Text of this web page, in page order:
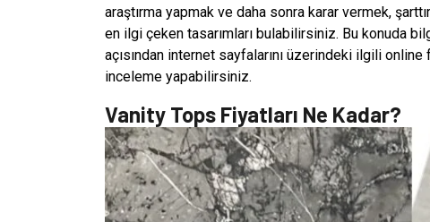
araştırma yapmak ve daha sonra karar vermek,
en ilgi çeken tasarımları bulabilirsiniz. Bu konuda
açısından internet sayfalarını üzerindeki ilgili
inceleme yapabilirsiniz.
Vanity Tops Fiyatları Ne Kadar?